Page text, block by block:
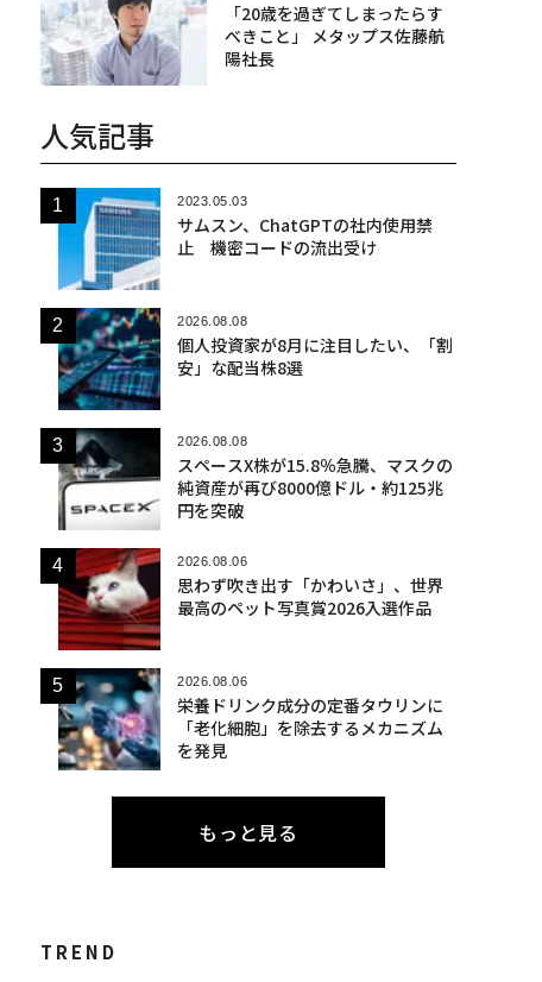
「20歳を過ぎてしまったらす
べきこと」 メタップス佐藤航
陽社長
人気記事
2023.05.03
サムスン、ChatGPTの社内使用禁
止 機密コードの流出受け
2026.08.08
個人投資家が8月に注目したい、「割
安」な配当株8選
2026.08.08
スペースX株が15.8％急騰、マスクの
純資産が再び8000億ドル・約125兆
円を突破
2026.08.06
思わず吹き出す「かわいさ」、世界
最高のペット写真賞2026入選作品
2026.08.06
栄養ドリンク成分の定番タウリンに
「老化細胞」を除去するメカニズム
を発見
もっと見る
TREND